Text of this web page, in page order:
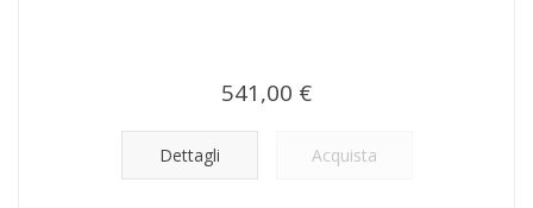
541,00 €
Dettagli Acquista